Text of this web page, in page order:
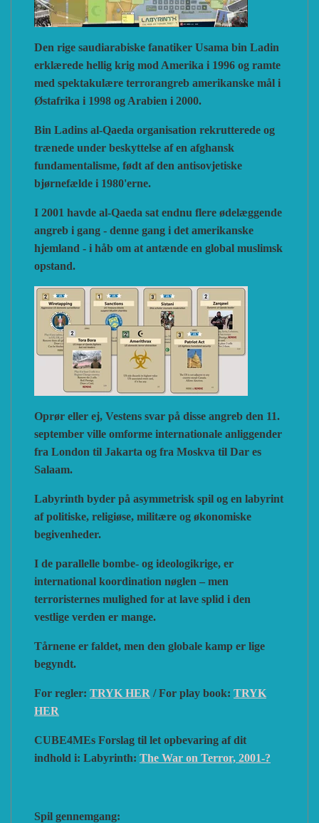
Den rige saudiarabiske fanatiker Usama bin Ladin
erklærede hellig krig mod Amerika i 1996 og ramte
med spektakulære terrorangreb amerikanske mål i
Østafrika i 1998 og Arabien i 2000.
Bin Ladins al-Qaeda organisation rekrutterede og
trænede under beskyttelse af en afghansk
fundamentalisme, født af den antisovjetiske
bjørnefælde i 1980'erne.
I 2001 havde al-Qaeda sat endnu flere ødelæggende
angreb i gang - denne gang i det amerikanske
hjemland - i håb om at antænde en global muslimsk
opstand.
Oprør eller ej, Vestens svar på disse angreb den 11.
september ville omforme internationale anliggender
fra London til Jakarta og fra Moskva til Dar es
Salaam.
Labyrinth byder på asymmetrisk spil og en labyrint
af politiske, religiøse, militære og økonomiske
begivenheder.
I de parallelle bombe- og ideologikrige, er
international koordination nøglen – men
terroristernes mulighed for at lave splid i den
vestlige verden er mange.
Tårnene er faldet, men den globale kamp er lige
begyndt.
For regler: TRYK HER / For play book: TRYK
HER
CUBE4MEs Forslag til let opbevaring af dit
indhold i: Labyrinth: The War on Terror, 2001-?
Spil gennemgang: